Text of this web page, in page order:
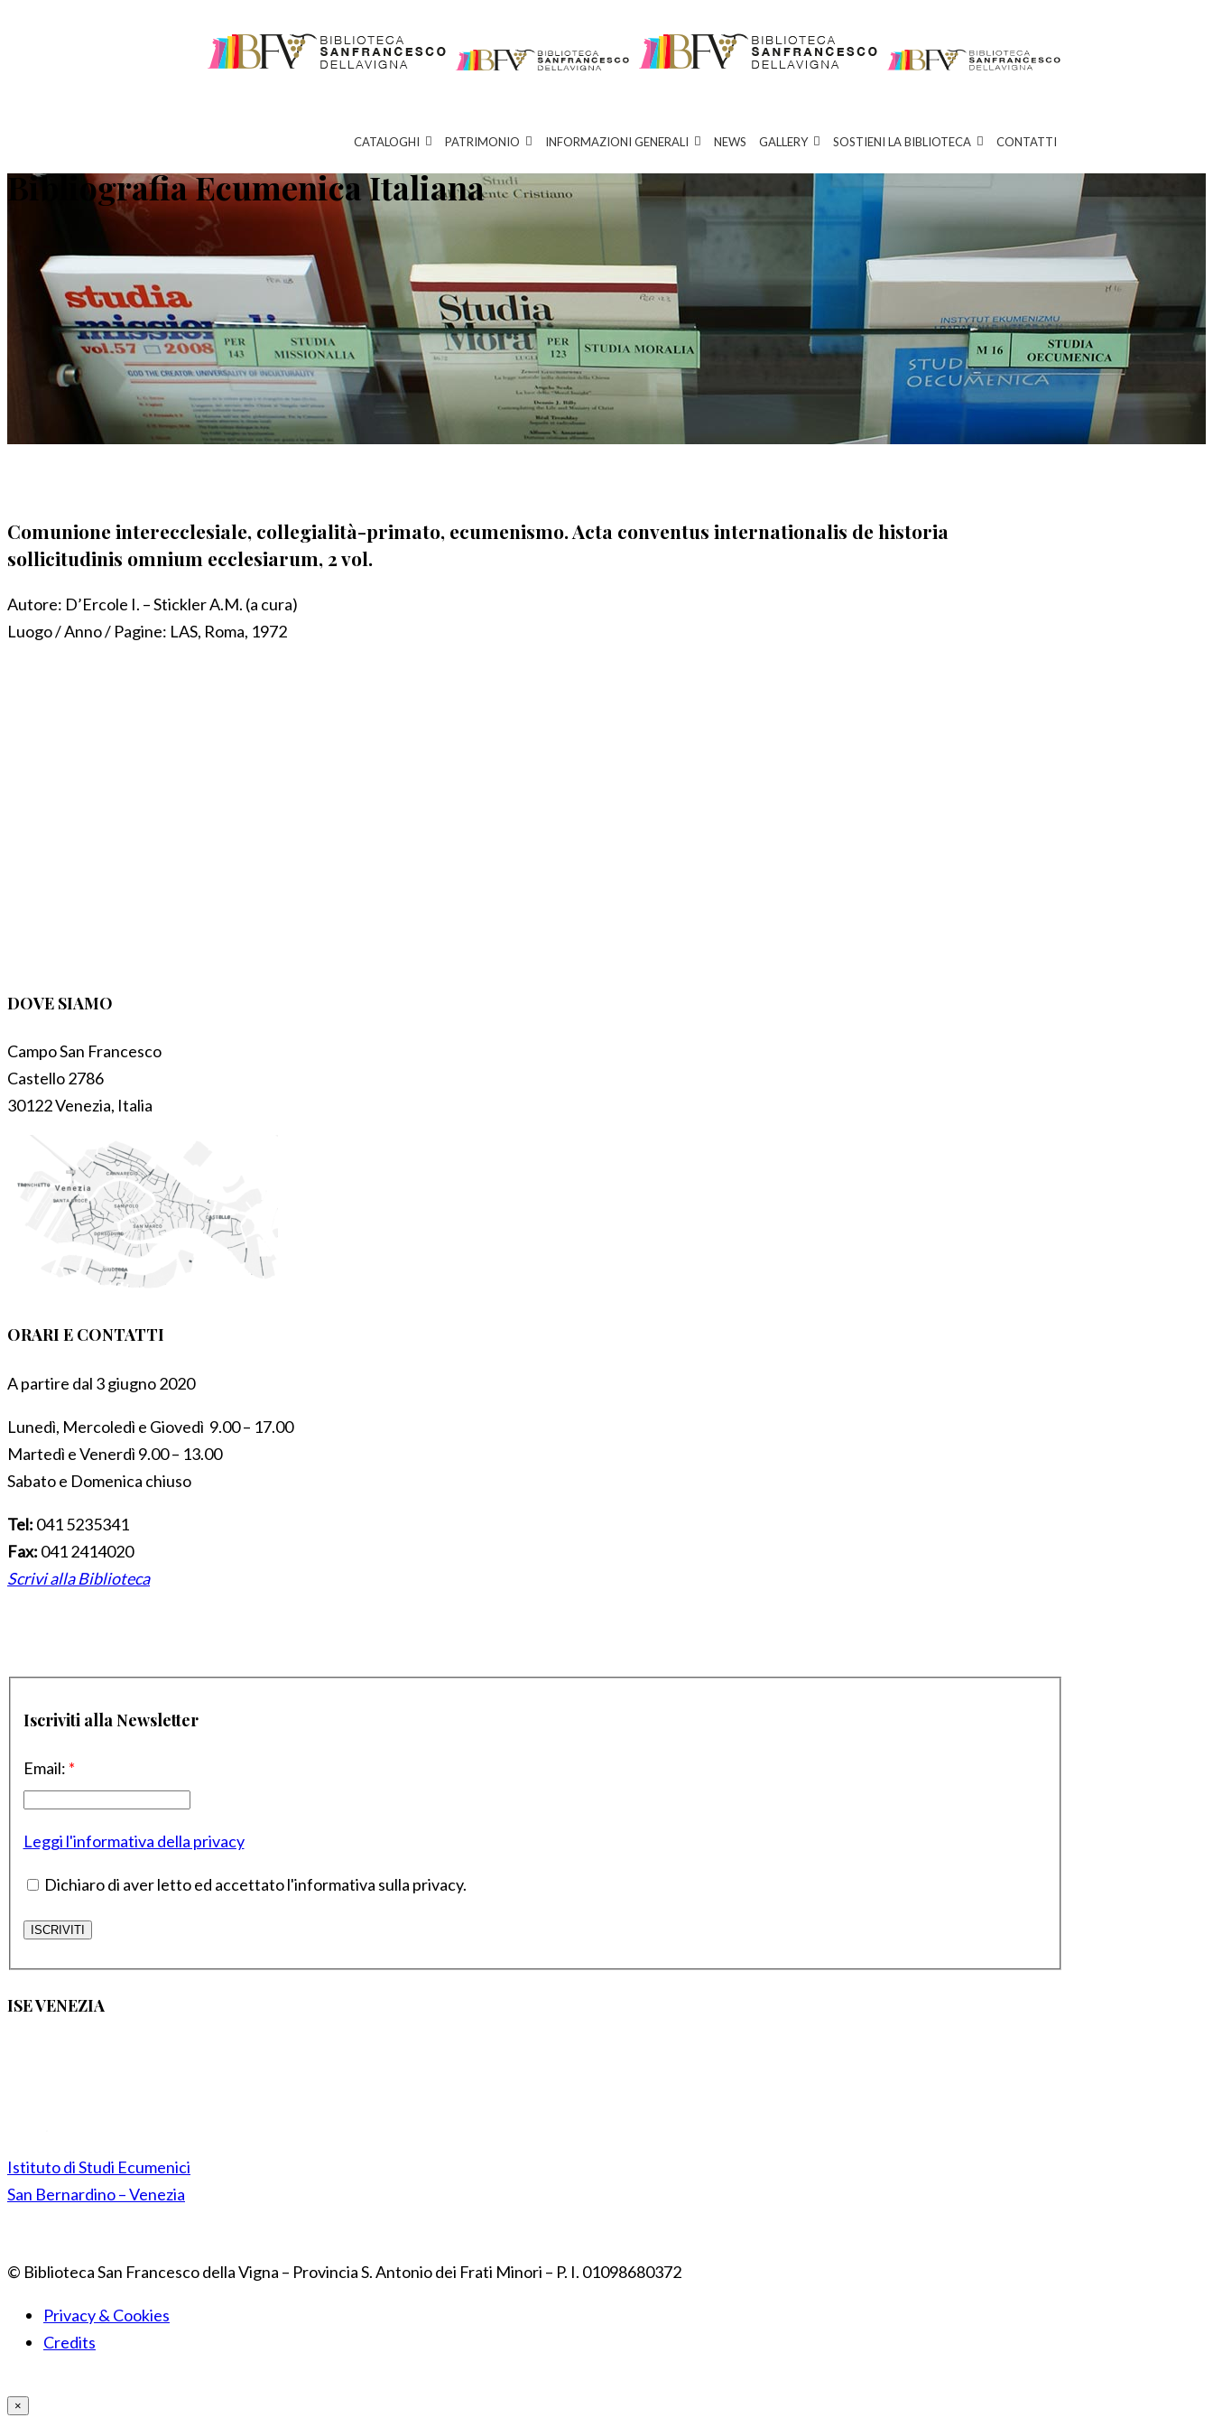
CATALOGHI PATRIMONIO INFORMAZIONI GENERALI NEWS GALLERY SOSTIENI LA BIBLIOTECA CONTATTI
Bibliografia Ecumenica Italiana
Comunione interecclesiale, collegialità-primato, ecumenismo. Acta conventus internationalis de historia
sollicitudinis omnium ecclesiarum, 2 vol.
Autore: D’Ercole I. – Stickler A.M. (a cura)
Luogo / Anno / Pagine: LAS, Roma, 1972
DOVE SIAMO
Campo San Francesco
Castello 2786
30122 Venezia, Italia
ORARI E CONTATTI
A partire dal 3 giugno 2020
Lunedì, Mercoledì e Giovedì 9.00 – 17.00
Martedì e Venerdì 9.00 – 13.00
Sabato e Domenica chiuso
Tel: 041 5235341
Fax: 041 2414020
Scrivi alla Biblioteca
Iscriviti alla Newsletter
Email: *
Leggi l'informativa della privacy
Dichiaro di aver letto ed accettato l'informativa sulla privacy.
ISE VENEZIA
Istituto di Studi Ecumenici
San Bernardino – Venezia
© Biblioteca San Francesco della Vigna – Provincia S. Antonio dei Frati Minori – P. I. 01098680372
Privacy & Cookies
Credits
×